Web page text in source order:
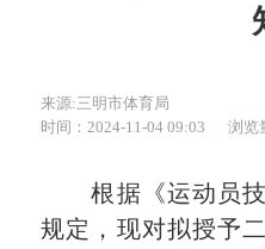
来源:三明市体育局
时间：2024-11-04 09:03
浏览
根据《运动员技
规定，现对拟授予